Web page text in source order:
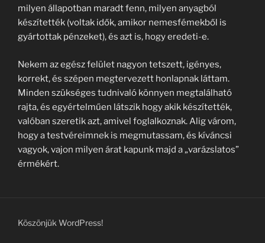
milyen állapotban maradt fenn, milyen anyagból
készítették (voltak idők, amikor nemesfémekből is
gyártottak pénzeket), és azt is, hogy eredeti-e.
Nekem az egész felület nagyon tetszett, igényes,
korrekt, és szépen megtervezett honlapnak láttam.
Minden szükséges tudnivaló könnyen megtalálható
rajta, és egyértelműen látszik hogy akik készítették,
valóban szeretik azt, amivel foglalkoznak. Alig várom,
hogy a testvéreimnek is megmutassam, és kíváncsi
vagyok, vajon milyen árat kapunk majd a „varázslatos”
érmékért.
Köszönjük WordPress!